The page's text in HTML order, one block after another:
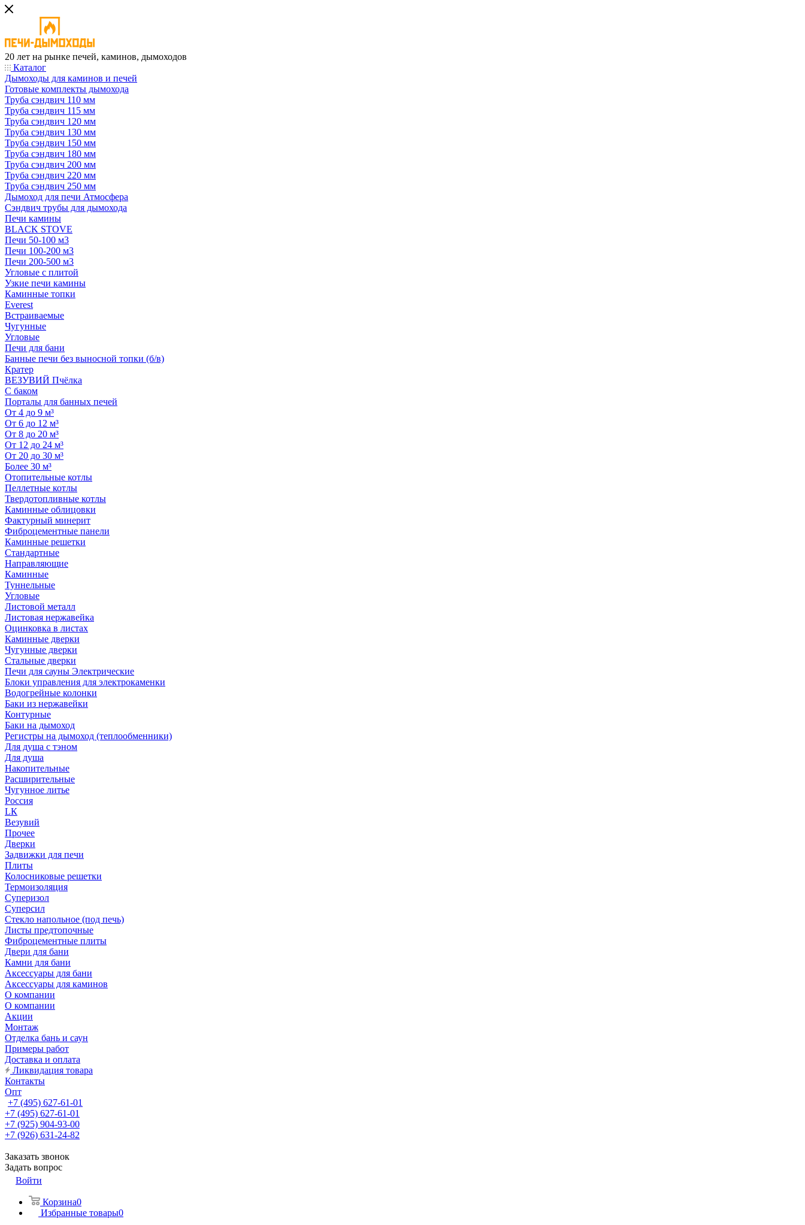
20 лет на рынке печей, каминов, дымоходов
Каталог
Дымоходы для каминов и печей
Готовые комплекты дымохода
Труба сэндвич 110 мм
Труба сэндвич 115 мм
Труба сэндвич 120 мм
Труба сэндвич 130 мм
Труба сэндвич 150 мм
Труба сэндвич 180 мм
Труба сэндвич 200 мм
Труба сэндвич 220 мм
Труба сэндвич 250 мм
Дымоход для печи Атмосфера
Сэндвич трубы для дымохода
Печи камины
BLACK STOVE
Печи 50-100 м3
Печи 100-200 м3
Печи 200-500 м3
Угловые с плитой
Узкие печи камины
Каминные топки
Everest
Встраиваемые
Чугунные
Угловые
Печи для бани
Банные печи без выносной топки (б/в)
Кратер
ВЕЗУВИЙ Пчёлка
С баком
Порталы для банных печей
От 4 до 9 м³
От 6 до 12 м³
От 8 до 20 м³
От 12 до 24 м³
От 20 до 30 м³
Более 30 м³
Отопительные котлы
Пеллетные котлы
Твердотопливные котлы
Каминные облицовки
Фактурный минерит
Фиброцементные панели
Каминные решетки
Стандартные
Направляющие
Каминные
Туннельные
Угловые
Листовой металл
Листовая нержавейка
Оцинковка в листах
Каминные дверки
Чугунные дверки
Стальные дверки
Печи для сауны Электрические
Блоки управления для электрокаменки
Водогрейные колонки
Баки из нержавейки
Контурные
Баки на дымоход
Регистры на дымоход (теплообменники)
Для душа с тэном
Для душа
Накопительные
Расширительные
Чугунное литье
Россия
LК
Везувий
Прочее
Дверки
Задвижки для печи
Плиты
Колосниковые решетки
Термоизоляция
Суперизол
Суперсил
Стекло напольное (под печь)
Листы предтопочные
Фиброцементные плиты
Двери для бани
Камни для бани
Аксессуары для бани
Аксессуары для каминов
О компании
О компании
Акции
Монтаж
Отделка бань и саун
Примеры работ
Доставка и оплата
Ликвидация товара
Контакты
Опт
+7 (495) 627-61-01
+7 (495) 627-61-01
+7 (925) 904-93-00
+7 (926) 631-24-82
Заказать звонок
Задать вопрос
Войти
Корзина0
Избранные товары0